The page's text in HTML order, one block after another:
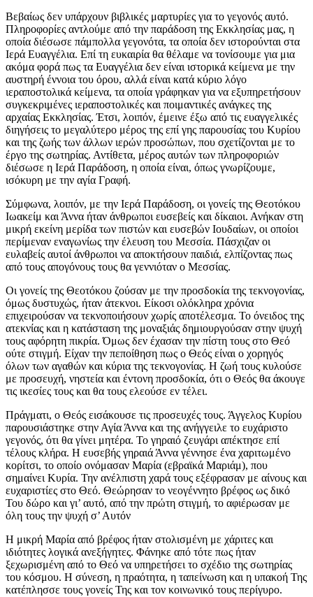
Βεβαίως δεν υπάρχουν βιβλικές μαρτυρίες για το γεγονός αυτό.
Πληροφορίες αντλούμε από την παράδοση της Εκκλησίας μας, η
οποία διέσωσε πάμπολλα γεγονότα, τα οποία δεν ιστορούνται στα
Ιερά Ευαγγέλια. Επί τη ευκαιρία θα θέλαμε να τονίσουμε για μια
ακόμα φορά πως τα Ευαγγέλια δεν είναι ιστορικά κείμενα με την
αυστηρή έννοια του όρου, αλλά είναι κατά κύριο λόγο
ιεραποστολικά κείμενα, τα οποία γράφηκαν για να εξυπηρετήσουν
συγκεκριμένες ιεραποστολικές και ποιμαντικές ανάγκες της
αρχαίας Εκκλησίας. Έτσι, λοιπόν, έμεινε έξω από τις ευαγγελικές
διηγήσεις το μεγαλύτερο μέρος της επί γης παρουσίας του Κυρίου
και της ζωής των άλλων ιερών προσώπων, που σχετίζονται με το
έργο της σωτηρίας. Αντίθετα, μέρος αυτών των πληροφοριών
διέσωσε η Ιερά Παράδοση, η οποία είναι, όπως γνωρίζουμε,
ισόκυρη με την αγία Γραφή.
Σύμφωνα, λοιπόν, με την Ιερά Παράδοση, οι γονείς της Θεοτόκου
Ιωακείμ και Άννα ήταν άνθρωποι ευσεβείς και δίκαιοι. Ανήκαν στη
μικρή εκείνη μερίδα των πιστών και ευσεβών Ιουδαίων, οι οποίοι
περίμεναν εναγωνίως την έλευση του Μεσσία. Πάσχιζαν οι
ευλαβείς αυτοί άνθρωποι να αποκτήσουν παιδιά, ελπίζοντας πως
από τους απογόνους τους θα γεννιόταν ο Μεσσίας.
Οι γονείς της Θεοτόκου ζούσαν με την προσδοκία της τεκνογονίας,
όμως δυστυχώς, ήταν άτεκνοι. Είκοσι ολόκληρα χρόνια
επιχειρούσαν να τεκνοποιήσουν χωρίς αποτέλεσμα. Το όνειδος της
ατεκνίας και η κατάσταση της μοναξιάς δημιουργούσαν στην ψυχή
τους αφόρητη πικρία. Όμως δεν έχασαν την πίστη τους στο Θεό
ούτε στιγμή. Είχαν την πεποίθηση πως ο Θεός είναι ο χορηγός
όλων των αγαθών και κύρια της τεκνογονίας. Η ζωή τους κυλούσε
με προσευχή, νηστεία και έντονη προσδοκία, ότι ο Θεός θα άκουγε
τις ικεσίες τους και θα τους ελεούσε εν τέλει.
Πράγματι, ο Θεός εισάκουσε τις προσευχές τους. Άγγελος Κυρίου
παρουσιάστηκε στην Αγία Άννα και της ανήγγειλε το ευχάριστο
γεγονός, ότι θα γίνει μητέρα. Το γηραιό ζευγάρι απέκτησε επί
τέλους κλήρα. Η ευσεβής γηραιά Άννα γέννησε ένα χαριτωμένο
κορίτσι, το οποίο ονόμασαν Μαρία (εβραϊκά Μαριάμ), που
σημαίνει Κυρία. Την ανέλπιστη χαρά τους εξέφρασαν με αίνους και
ευχαριστίες στο Θεό. Θεώρησαν το νεογέννητο βρέφος ως δικό
Του δώρο και γι’ αυτό, από την πρώτη στιγμή, το αφιέρωσαν με
όλη τους την ψυχή σ’ Αυτόν
Η μικρή Μαρία από βρέφος ήταν στολισμένη με χάριτες και
ιδιότητες λογικά ανεξήγητες. Φάνηκε από τότε πως ήταν
ξεχωρισμένη από το Θεό να υπηρετήσει το σχέδιο της σωτηρίας
του κόσμου. Η σύνεση, η πραότητα, η ταπείνωση και η υπακοή Της
κατέπλησσε τους γονείς Της και τον κοινωνικό τους περίγυρο.